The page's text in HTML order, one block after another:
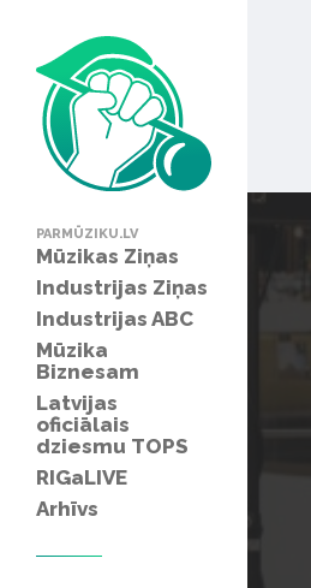
PARMŪZIKU.LV
Mūzikas Ziņas
Industrijas Ziņas
Industrijas ABC
Mūzika
Biznesam
Latvijas
oficiālais
dziesmu TOPS
RIGaLIVE
Arhīvs